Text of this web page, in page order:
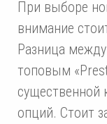
При выборе
внимание
Разница
топовым
существенной
опций. Стоит